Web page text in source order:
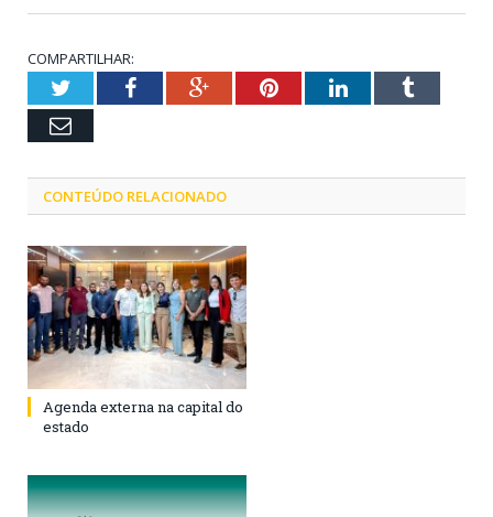
COMPARTILHAR:
TwitterFacebookGoogle+PinterestLinkedInTumblr
Email
CONTEÚDO RELACIONADO
Agenda externa na capital do
estado